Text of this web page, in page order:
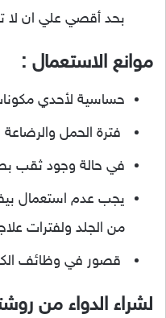
بحد أقصي علي ان لا
موانع الاستعمال :
حساسية لأحدي
فترة الحمل والرضاعة
في حالة وجود ثقب
يجب عدم استعمال
من الجلد ولفترات
قصور في وظائف
لشراء الدواء من